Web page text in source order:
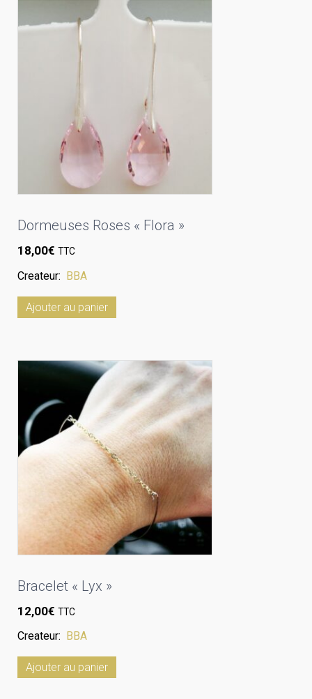
Dormeuses Roses « Flora »
18,00€ TTC
Createur: BBA
Ajouter au panier
Bracelet « Lyx »
12,00€ TTC
Createur: BBA
Ajouter au panier